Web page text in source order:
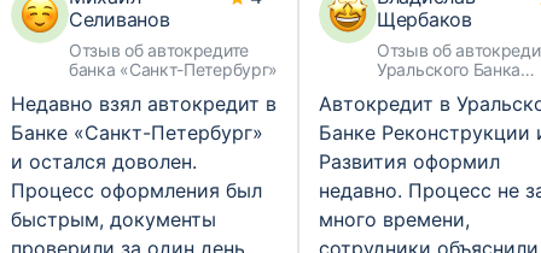
Селиванов
Отзыв об автокредите
банка «Санкт-Петербург»
Недавно взял автокредит в
Банке «Санкт-Петербург»
и остался доволен.
Процесс оформления был
быстрым, документы
проверили за один день.
Щербаков
Отзыв об
Уральского Банка
Автокредит в
Банке Реконструкции
Развития оформил
недавно. Процесс не
много времени,
сотрудники